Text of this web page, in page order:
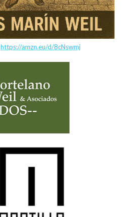
https://amzn.eu/d/8cNswmj